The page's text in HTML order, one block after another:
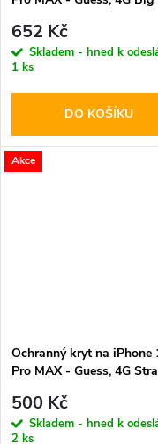
652 Kč
Skladem - hned k
1 ks
DO KOŠÍKU
Akce
Ochranný kryt na iPhone
Pro MAX - Guess, 4G
500 Kč
Skladem - hned k
2 ks